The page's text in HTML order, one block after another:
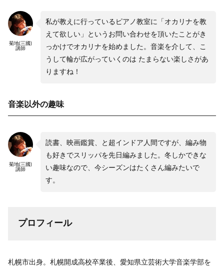
菊地(三國)
講師
私が教えに行っているピアノ教室に「オカリナを教
えて欲しい」というお問い合わせを頂いたことがき
っかけでオカリナを始めました。音楽を介して、こ
うして輪が広がっていくのは たまらない楽しさがあ
りますね！
音楽以外の趣味
菊地(三國)
講師
読書、映画鑑賞、と超インドア人間ですが、編み物
も好きでスリッパを先日編みました。冬しかできな
い趣味なので、今シーズンはたくさん編みたいで
す。
プロフィール
札幌市出身。札幌開成高校卒業後、愛知県立芸術大学音楽学部を